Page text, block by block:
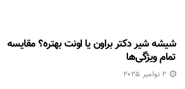
شیشه شیر دکتر براون یا اونت بهتره؟ مقایسه
تمام ویژگی‌ها
2 نوامبر 2025